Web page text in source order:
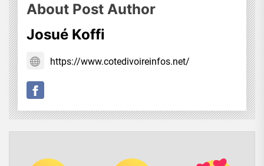
About Post Author
Josué Koffi
https://www.cotedivoireinfos.net/